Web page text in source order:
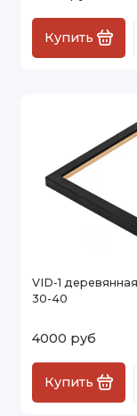
Купить
VID-1
30-40
4000 руб
Купить